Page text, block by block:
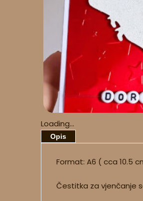
Loading...
Opis
Format: A6 ( cca 10.5
Čestitka za vjenčanje